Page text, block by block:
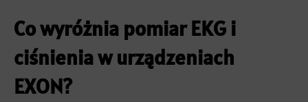
Co wyróżnia pomiar EKG i
ciśnienia w urządzeniach
EXON?